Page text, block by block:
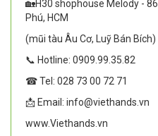
🏡H30 shophouse Melody -
Phú, HCM
(mũi tàu Âu Cơ, Luỹ Bán Bích)
📞 Hotline: 0909.99.35.82
☎ Tel: 028 73 00 72 71
📩 Email: info@viethands.vn
www.Viethands.vn